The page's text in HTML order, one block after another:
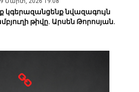
կգերազանցենք նվազագույն
թիվը. Արսեն Թորոսյան.